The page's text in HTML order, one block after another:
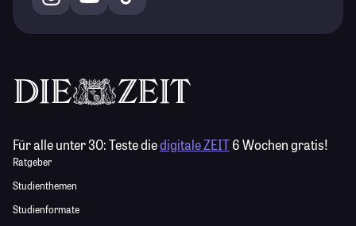
Für alle unter 30:Teste diedigitale ZEIT6 Wochen gratis!
Ratgeber
Studienthemen
Studienformate